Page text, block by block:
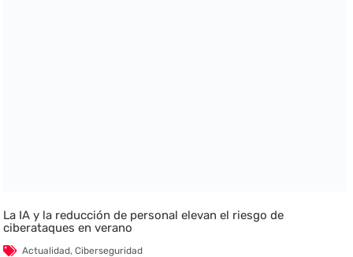
La IA y la reducción de personal elevan el riesgo de
ciberataques en verano
Actualidad,Ciberseguridad